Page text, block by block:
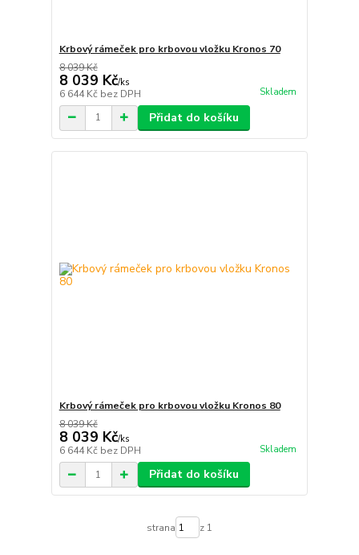
Krbový rámeček pro krbovou vložku Kronos 70
8 039 Kč
8 039 Kč/ks
6 644 Kč bez DPH Skladem
Přidat do košíku
Krbový rámeček pro krbovou vložku Kronos 80
8 039 Kč
8 039 Kč/ks
6 644 Kč bez DPH Skladem
Přidat do košíku
strana z 1